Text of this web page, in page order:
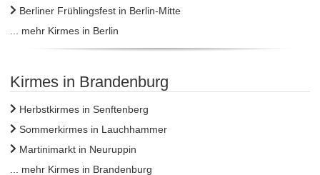
Berliner Frühlingsfest in Berlin-Mitte
... mehr Kirmes in Berlin
Kirmes in Brandenburg
Herbstkirmes in Senftenberg
Sommerkirmes in Lauchhammer
Martinimarkt in Neuruppin
... mehr Kirmes in Brandenburg